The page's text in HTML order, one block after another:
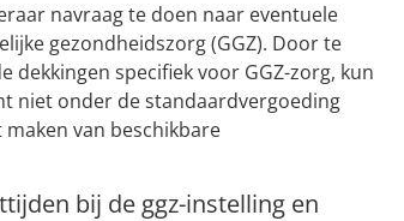
navraag te doen naar eventuele
gezondheidszorg (GGZ). Door te
specifiek voor GGZ-zorg, kun
niet onder de standaardvergoeding
van beschikbare
bij de ggz-instelling en